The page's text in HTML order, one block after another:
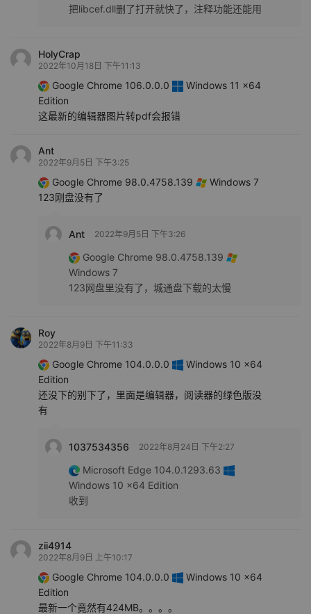
把libcef.dll删了打开就快了，注释功能还能用
HolyCrap
2022年10月18日 下午11:13
Google Chrome 106.0.0.0
Windows 11 x64
Edition
这最新的编辑器图片转pdf会报错
Ant
2022年9月5日 下午3:25
Google Chrome 98.0.4758.139
Windows 7
123刚盘没有了
Ant 2022年9月5日 下午3:26
Google Chrome 98.0.4758.139
Windows 7
123网盘里没有了，城通盘下载的太慢
Roy
2022年8月9日 下午11:33
Google Chrome 104.0.0.0
Windows 10 x64
Edition
还没下的别下了，里面是编辑器，阅读器的绿色版没
有
1037534356 2022年8月24日 下午2:27
Microsoft Edge 104.0.1293.63
Windows 10 x64 Edition
收到
zii4914
2022年8月9日 上午10:17
Google Chrome 104.0.0.0
Windows 10 x64
Edition
最新一个竟然有424MB。。。。